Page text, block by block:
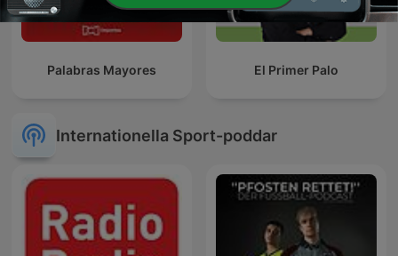
Palabras Mayores El Primer Palo
Internationella Sport-poddar